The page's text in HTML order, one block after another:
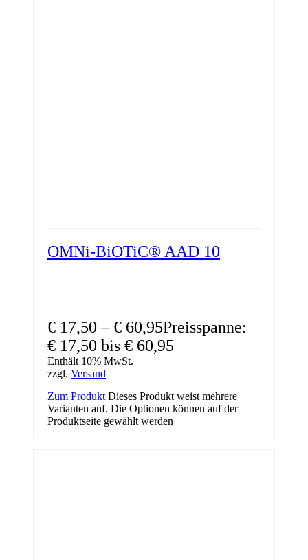
OMNi-BiOTiC® AAD 10
€ 17,50 –€ 60,95Preisspanne:
€ 17,50 bis € 60,95
Enthält 10% MwSt.
zzgl. Versand
Zum Produkt Dieses Produkt weist mehrere
Varianten auf. Die Optionen können auf der
Produktseite gewählt werden